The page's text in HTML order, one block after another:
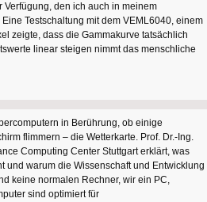
den ich auch in meinem
Testschaltung mit dem VEML6040, einem
zeigte, dass die Gammakurve tatsächlich
linear steigen nimmt das menschliche
in Berührung, ob einige
flimmern – die Wetterkarte. Prof. Dr.-Ing.
Computing Center Stuttgart erklärt, was
und warum die Wissenschaft und Entwicklung
keine normalen Rechner, wir ein PC,
sind optimiert für